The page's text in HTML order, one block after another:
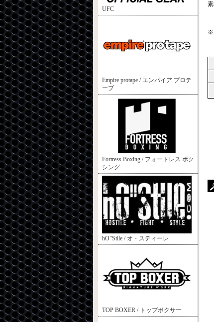
UFC
Empire protape / エンパイア プロテ
ープ
Fortress Boxing / フォートレス ボク
シング
hO"Stile / オ・スティーレ
TOP BOXER / トップボクサー
※